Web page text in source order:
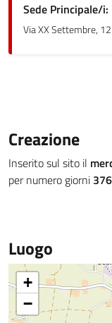
Sede Principale/i:
Via XX Settembre,
Creazione
Inserito sul sito il
per numero giorni
Luogo
+
−